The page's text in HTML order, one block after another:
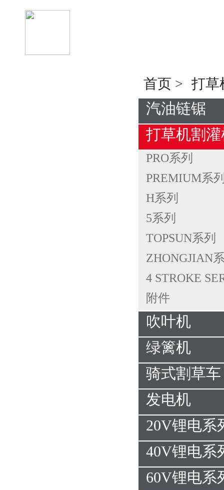
首页 > 打草
汽油链锯
打草机割灌
PRO系列
PREMIUM系
H系列
5系列
TOPSUN系列
ZHONGJIAN
4 STROKE
附件
吹叶机
绿篱机
骑式割草车
发电机
20V锂电系
40V锂电系
60V锂电系